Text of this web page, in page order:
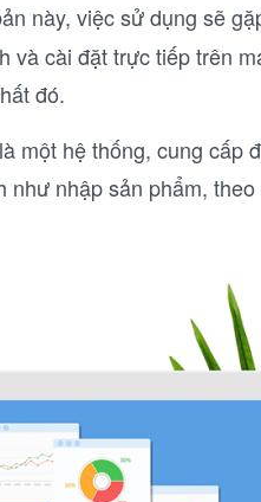
này, việc sử dụng sẽ
và cài đặt trực tiếp trên
đó.
một hệ thống, cung cấp
nhập sản phẩm,